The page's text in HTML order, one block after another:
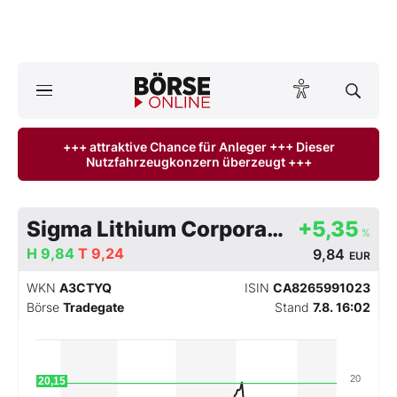
Anlageprodukte
Abo & Shop
BO-Musterdepots
Experten
Mein B:O
+++ attraktive Chance für Anleger +++ Dieser
Nutzfahrzeugkonzern überzeugt +++
Sigma Lithium Corporation +5,35 %
9,84 EUR
H 9,84 T 9,24
WKN A3CTYQ ISIN CA8265991023
Börse Tradegate Stand 7.8. 16:02
20
20,15